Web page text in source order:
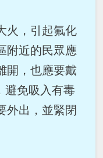
火，引起氟化
附近的民眾應
開，也應要戴
避免吸入有毒
外出，並緊閉